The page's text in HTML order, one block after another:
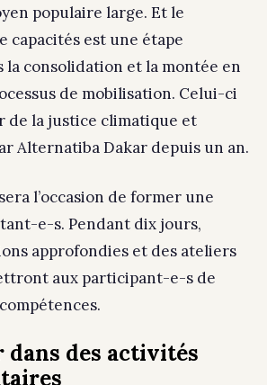
populaire large. Et le
capacités est une étape
consolidation et la montée en
de mobilisation. Celui-ci
de la justice climatique et
Alternatiba Dakar depuis un an.
l’occasion de former une
e-s. Pendant dix jours,
approfondies et des ateliers
aux participant-e-s de
dans des activités